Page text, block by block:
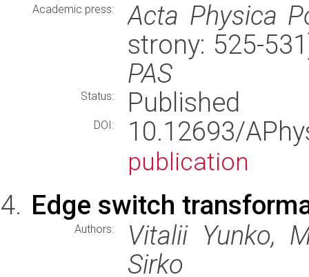
Academic press:
Acta Physica
strony: 525-
PAS
Status: Published
DOI: 10.12693/
publication
Edge switch
Authors:
Vitalii Yunko,
Sirko